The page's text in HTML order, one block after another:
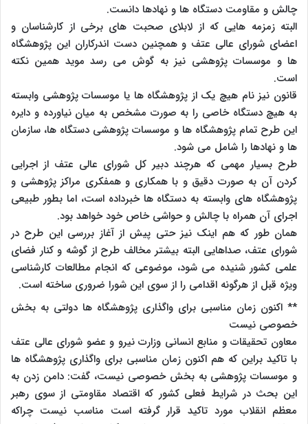
چالش و مقاومت دستگاه ها و نهادها دانست.
البته زمزمه هایی که از لابلای صحبت های برخی از کارشناسان و
اعضای شورای عالی عتف و همچنین دست اندرکاران این پژوهشگاه
ها و موسسات پژوهشی نیز به گوش می رسد موید همین نکته
است.
قانون نیز نام هیچ یک از پژوهشگاه ها یا موسسات پژوهشی وابسته
به هیچ دستگاه خاصی را به صورت مشخص به میان نیاورده و دایره
این طرح تمام پژوهشگاه ها و موسسات پژوهشی دستگاه ها، سازمان
ها و نهادها را شامل می شود.
طرح بسیار مهمی که هرچند دبیر کل شورای عالی عتف از اجرایی
کردن آن به صورت دقیق و با همکاری و همفکری مراکز پژوهشی و
پژوهشگاه های وابسته به دستگاه ها خبرداده است، اما بطور طبیعی
اجرای آن همراه با چالش و حواشی خاص خود خواهد بود.
همان طور که هم اینک نیز حتی پیش از آغاز بررسی این طرح در
شورای عتف، صداهایی البته بیشتر مخالف طرح از گوشه و کنار فضای
علمی کشور شنیده می شود، موضوعی که انجام مطالعات کارشناسی
ویژه قبل از هرگونه اقدامی را از سوی این شورا ضروری ساخته است.
** اکنون زمان مناسبی برای واگذاری پژوهشگاه ها دولتی به بخش
خصوصی نیست
معاون تحقیقات و منابع انسانی وزارت نیرو و عضو شورای عالی عتف
با تاکید براین که هم اکنون زمان مناسبی برای واگذاری پژوهشگاه ها
و موسسات پژوهشی به بخش خصوصی نیست، گفت: دامن زدن به
این بحث در شرایط فعلی کشور که اقتصاد مقاومتی از سوی رهبر
معظم انقلاب مورد تاکید قرار گرفته است مناسب نیست چراکه